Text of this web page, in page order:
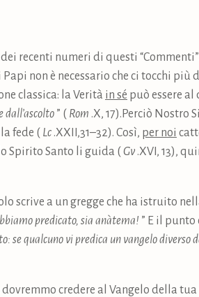
recenti numeri di questi
non è necessario che ci tocchi più
classica: la Verità in sé può essere
dall’ascolto ” ( Rom .X, 17).Perciò Nostro
fede ( Lc .XXII,31–32). Così, per noi
Spirito Santo li guida ( Gv .XVI, 13),
scrive a un gregge che ha istruito
predicato, sia anàtema! ” E il
se qualcuno vi predica un vangelo diverso
credere al Vangelo della